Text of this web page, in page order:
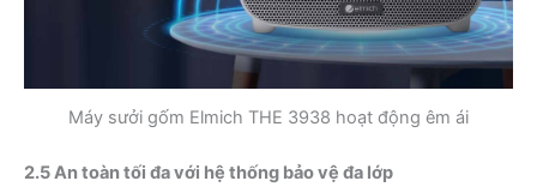
Máy sưởi gốm Elmich THE 3938 hoạt động êm ái
2.5 An toàn tối đa với hệ thống bảo vệ đa lớp